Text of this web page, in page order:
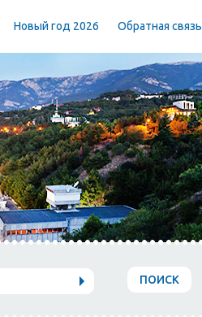
Новый год 2026 Обратная связь
ПОИСК